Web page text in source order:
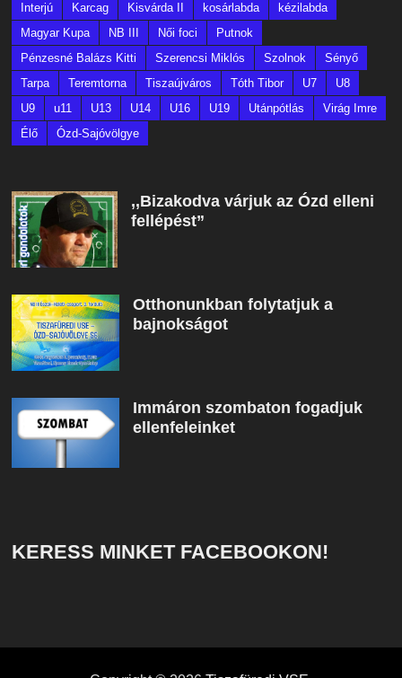
Interjú
Karcag Kisvárda II kosárlabda
kézilabda
Magyar Kupa
NB III Női foci
Putnok
Pénzesné Balázs Kitti
Szerencsi Miklós Szolnok
Sényő
Tarpa
Teremtorna Tiszaújváros Tóth Tibor U7
U8
U9
u11 U13 U14 U16 U19 Utánpótlás
Virág Imre
Élő
Ózd-Sajóvölgye
,,Bizakodva várjuk az Ózd elleni
fellépést”
Otthonunkban folytatjuk a
bajnokságot
Immáron szombaton fogadjuk
ellenfeleinket
KERESS MINKET FACEBOOKON!